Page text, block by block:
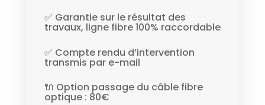
✅ Garantie sur le résultat des
travaux, ligne fibre 100% raccordable
✅ Compte rendu d’intervention
transmis par e-mail
🔌 Option passage du câble fibre
optique : 80€